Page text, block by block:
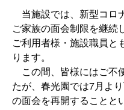
当施設では、新型コロ
ご家族の面会制限を継続
ご利用者様・施設職員と
ります。
この間、皆様にはご不
たが、春光園では7月よ
の面会を再開することと